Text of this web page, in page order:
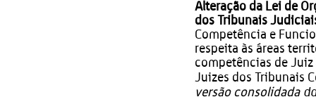
Alteração da Lei de
dos Tribunais
Competência e
respeita às áreas
competências de
Juizes dos Tribunais
versão consolidada